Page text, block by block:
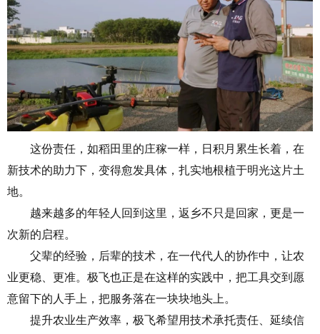
这份责任，如稻田 里的庄稼一样 ， 日积月累生长着 ， 在
新技术的助力下 ， 变得愈发具体 ， 扎实地根植于明光这片土
地。
越来越多的年轻人 回到 这里 ，返乡不只是回家，更是一
次新的 启程。
父辈的经验，后辈的技术，在一代代人的协作中，让农
业更稳、更准。极飞也正是在这样的实践中，把工具交到愿
意留下的人手上，把服务落在一块块地头上。
提升农业生产效率，极飞希望用技术承托责任、延续信